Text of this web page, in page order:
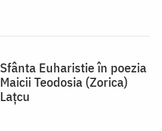
Sfânta Euharistie în poezia
Maicii Teodosia (Zorica)
Lațcu